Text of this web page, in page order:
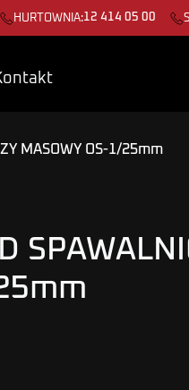
HURTOWNIA:12 414 05 00
MASOWY OS-1/25mm